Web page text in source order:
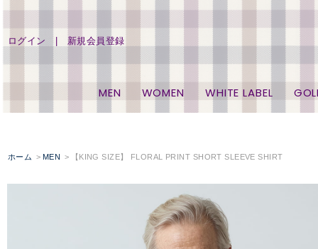
ログイン 新規会員登録
MEN WOMEN WHITE LABEL
ホーム MEN 【KING SIZE】 FLORAL PRINT SHORT SLEEVE SHIRT